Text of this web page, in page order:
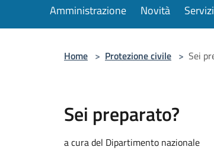
Amministrazione Novità Servizi
Home > Protezione civile > Sei
Sei preparato?
a cura del Dipartimento nazionale